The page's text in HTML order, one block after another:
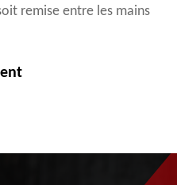
remise entre les mains